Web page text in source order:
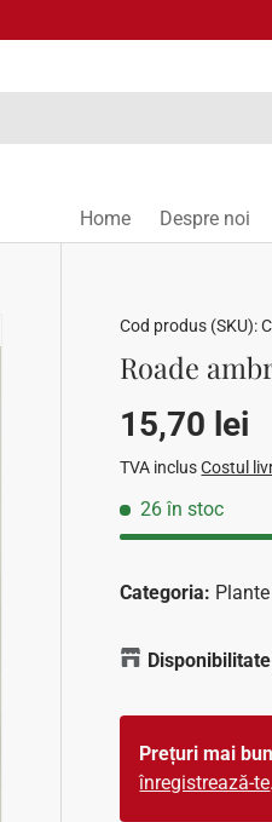
Home Despre noi
Cod produs (SKU):
Roade
Preț
15,70 lei
TVA inclusCostul
26 în stoc
Categoria:
Prețuri mai
înregistrează-te.